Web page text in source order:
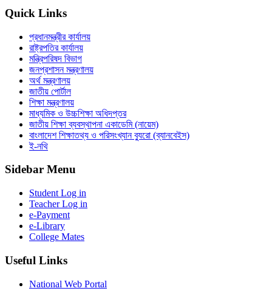
Quick Links
প্রধানমন্ত্রীর কার্যালয়
রাষ্ট্রপতির কার্যালয়
মন্ত্রিপরিষদ বিভাগ
জনপ্রশাসন মন্ত্রণালয়
অর্থ মন্ত্রণালয়
জাতীয় পোর্টাল
শিক্ষা মন্ত্রণালয়
মাধ্যমিক ও উচ্চশিক্ষা অধিদপ্তর
জাতীয় শিক্ষা ব্যবস্থাপনা একাডেমি (নায়েম)
বাংলাদেশ শিক্ষাতথ্য ও পরিসংখ্যান ব্যুরো (ব্যানবেইস)
ই-নথি
Sidebar Menu
Student Log in
Teacher Log in
e-Payment
e-Library
College Mates
Useful Links
National Web Portal